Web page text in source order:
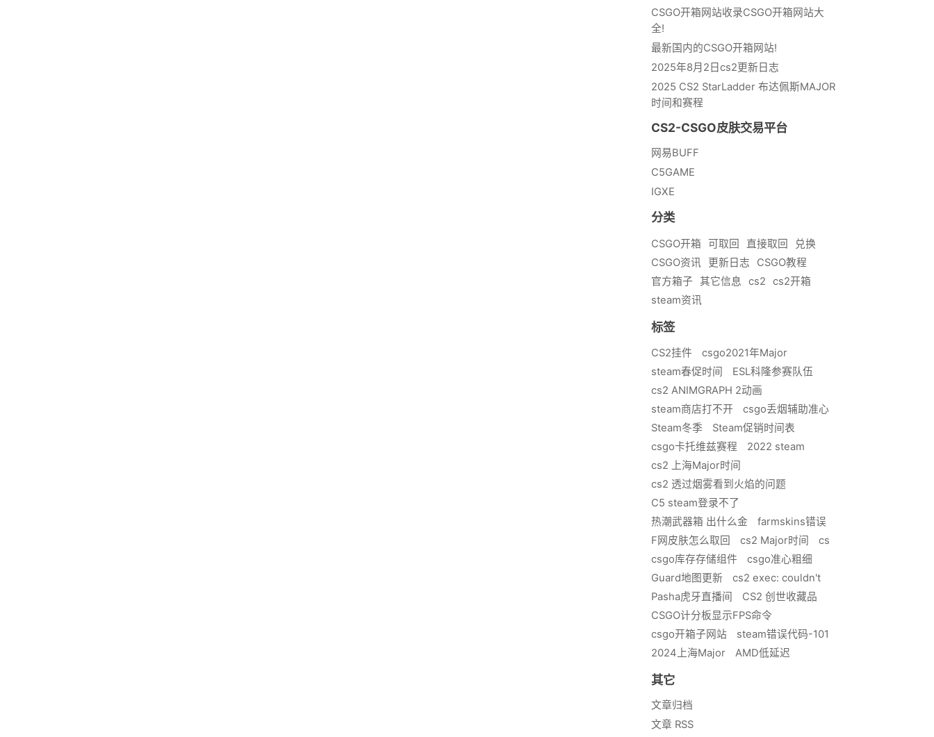
CSGO开箱网站收录CSGO开箱网站大
全!
最新国内的CSGO开箱网站!
2025年8月2日cs2更新日志
2025 CS2 StarLadder 布达佩斯MAJOR
时间和赛程
CS2-CSGO皮肤交易平台
网易BUFF
C5GAME
IGXE
分类
CSGO开箱 可取回 直接取回
兑换
CSGO资讯
更新日志
CSGO教程
官方箱子
其它信息 cs2
cs2开箱
steam资讯
标签
CS2挂件
csgo2021年Major
steam春促时间
ESL科隆参赛队伍
cs2 ANIMGRAPH 2动画
steam商店打不开
csgo丢烟辅助准心
Steam冬季
Steam促销时间表
csgo卡托维兹赛程
2022 steam
cs2 上海Major时间
cs2 透过烟雾看到火焰的问题
C5 steam登录不了
热潮武器箱 出什么金
farmskins错误
F网皮肤怎么取回
cs2 Major时间
cs
csgo库存存储组件
csgo准心粗细
Guard地图更新
cs2 exec: couldn't
Pasha虎牙直播间
CS2 创世收藏品
CSGO计分板显示FPS命令
csgo开箱子网站
steam错误代码-101
2024上海Major
AMD低延迟
其它
文章归档
文章 RSS